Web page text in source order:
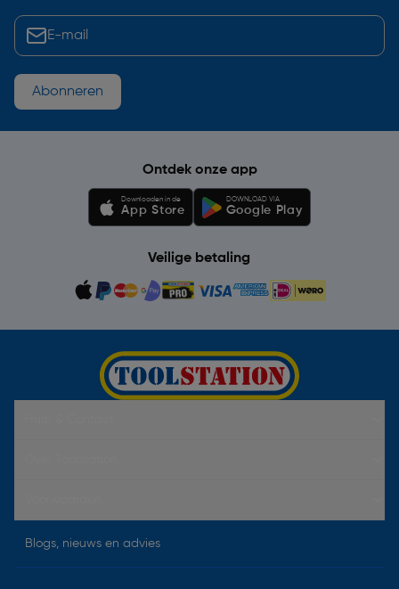
Abonneren
Ontdek onze app
Downloaden in de
App Store
DOWNLOAD VIA
Google Play
Veilige betaling
Blogs, nieuws en advies